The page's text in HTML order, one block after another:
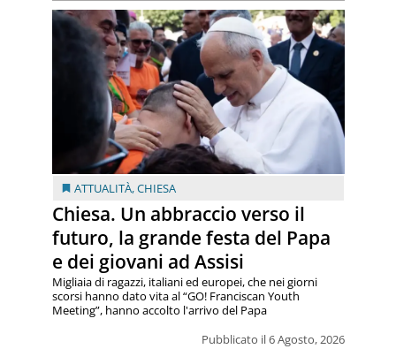
ATTUALITÀ,CHIESA
Chiesa. Un abbraccio verso il
futuro, la grande festa del Papa
e dei giovani ad Assisi
Pubblicato il 6 Agosto, 2026
Migliaia di ragazzi, italiani ed europei, che nei giorni
scorsi hanno dato vita al “GO! Franciscan Youth
Meeting”, hanno accolto l'arrivo del Papa